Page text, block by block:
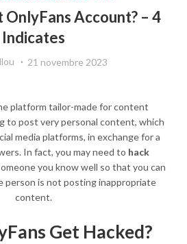
Account? – 4
Indicates
21 novembre 2023
platform tailor-made for content
to post very personal content, which
media platforms, in exchange for a
In fact, you may need to hack
you know well so that you can
person is not posting inappropriate
content.
Get Hacked?